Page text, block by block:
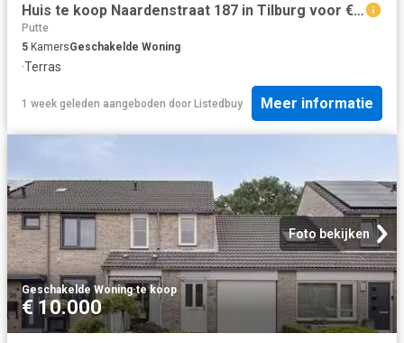
Huis te koop Naardenstraat 187 in Tilburg voor € 435.000
Putte
5 KamersGeschakelde Woning
·Terras
1 week geleden aangeboden door Listedbuy Meer informatie
Foto bekijken
Geschakelde Woning·te koop
€ 10.000